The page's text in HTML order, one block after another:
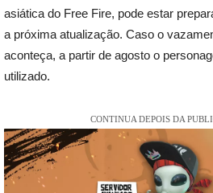
asiática do Free Fire, pode estar
a próxima atualização. Caso o
aconteça, a partir de agosto o
utilizado.
CONTINUA DEPOIS DA